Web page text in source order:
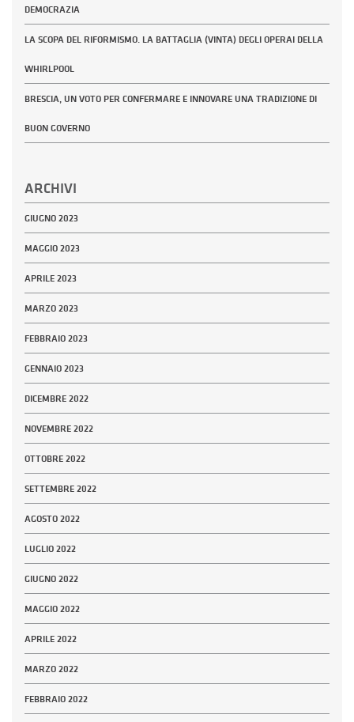
DEMOCRAZIA
LA SCOPA DEL RIFORMISMO. LA BATTAGLIA (VINTA) DEGLI OPERAI DELLA
WHIRLPOOL
BRESCIA, UN VOTO PER CONFERMARE E INNOVARE UNA TRADIZIONE DI
BUON GOVERNO
ARCHIVI
GIUGNO 2023
MAGGIO 2023
APRILE 2023
MARZO 2023
FEBBRAIO 2023
GENNAIO 2023
DICEMBRE 2022
NOVEMBRE 2022
OTTOBRE 2022
SETTEMBRE 2022
AGOSTO 2022
LUGLIO 2022
GIUGNO 2022
MAGGIO 2022
APRILE 2022
MARZO 2022
FEBBRAIO 2022